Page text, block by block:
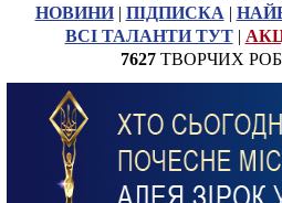
НОВИНИ| ПІДПИСКА |
ВСІ ТАЛАНТИ ТУТ|
7627ТВОРЧИХ